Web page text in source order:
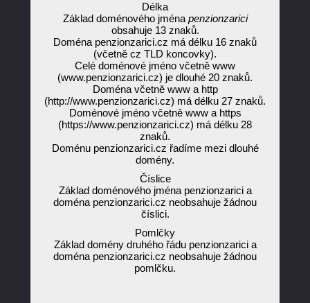
Délka
Základ doménového jména penzionzarici
obsahuje 13 znaků.
Doména penzionzarici.cz má délku 16 znaků
(včetně cz TLD koncovky).
Celé doménové jméno včetně www
(www.penzionzarici.cz) je dlouhé 20 znaků.
Doména včetně www a http
(http://www.penzionzarici.cz) má délku 27 znaků.
Doménové jméno včetně www a https
(https://www.penzionzarici.cz) má délku 28
znaků.
Doménu penzionzarici.cz řadíme mezi dlouhé
domény.
Číslice
Základ doménového jména penzionzarici a
doména penzionzarici.cz neobsahuje žádnou
číslici.
Pomlčky
Základ domény druhého řádu penzionzarici a
doména penzionzarici.cz neobsahuje žádnou
pomlčku.